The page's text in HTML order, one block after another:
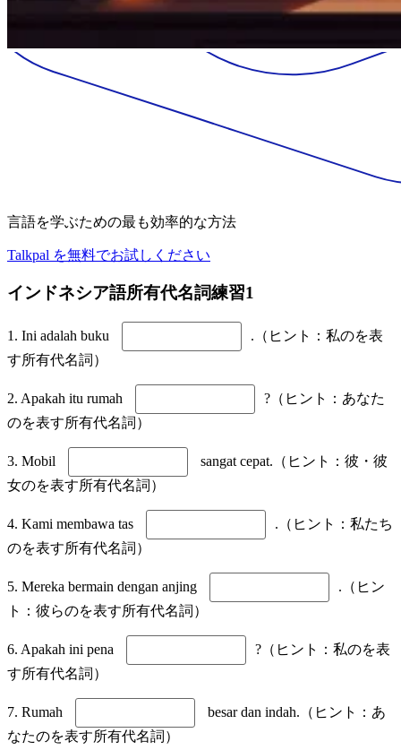
言語を学ぶための最も効率的な方法
Talkpal を無料でお試しください
インドネシア語所有代名詞練習1
1. Ini adalah buku
.（ヒント：私のを表
す所有代名詞）
2. Apakah itu rumah
?（ヒント：あなた
のを表す所有代名詞）
3. Mobil
sangat cepat.（ヒント：彼・彼
女のを表す所有代名詞）
4. Kami membawa tas
.（ヒント：私たち
のを表す所有代名詞）
5. Mereka bermain dengan anjing
.（ヒン
ト：彼らのを表す所有代名詞）
6. Apakah ini pena
?（ヒント：私のを表
す所有代名詞）
7. Rumah
besar dan indah.（ヒント：あ
なたのを表す所有代名詞）